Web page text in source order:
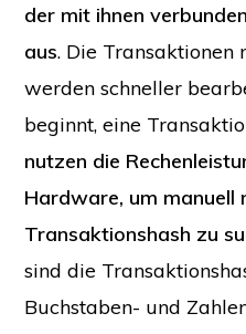
der mit ihnen
aus. Die Transaktionen
werden schneller
beginnt, eine
nutzen die
Hardware, um manuell
Transaktionshash zu
sind die
Buchstaben- und